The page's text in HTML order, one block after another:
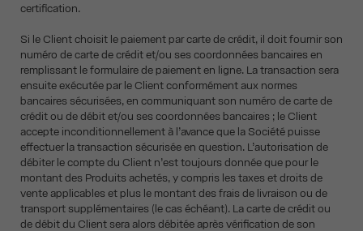
certification.
Si le Client choisit le paiement par carte de crédit, il doit fournir son
numéro de carte de crédit et/ou ses coordonnées bancaires en
remplissant le formulaire de paiement en ligne. La transaction sera
ensuite exécutée par le Client conformément aux normes
bancaires sécurisées, en communiquant son numéro de carte de
crédit ou de débit et/ou ses coordonnées bancaires ; le Client
accepte inconditionnellement à l’avance que la Société puisse
effectuer la transaction sécurisée en question. L’autorisation de
débiter le compte du Client n’est toujours donnée que pour le
montant des Produits achetés, y compris les taxes et droits de
vente applicables et plus le montant des frais de livraison ou de
transport supplémentaires (le cas échéant). La carte de crédit ou
de débit du Client sera alors débitée après vérification de son